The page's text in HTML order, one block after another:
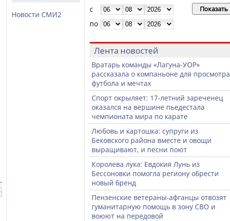
Новости СМИ2
с
по
Лента новостей
Вратарь команды «Лагуна-УОР»
рассказала о компаньоне для просмотра
футбола и мечтах
Спорт окрыляет: 17-летний зареченец
оказался на вершине пьедестала
чемпионата мира по карате
Любовь и картошка: супруги из
Бековского района вместе и овощи
выращивают, и песни поют
Королева лука: Евдокия Лунь из
Бессоновки помогла региону обрести
новый бренд
Пензенские ветераны-афганцы отвозят
гуманитарную помощь в зону СВО и
воюют на передовой